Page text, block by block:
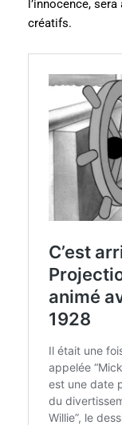
l’innocence,
créatifs.